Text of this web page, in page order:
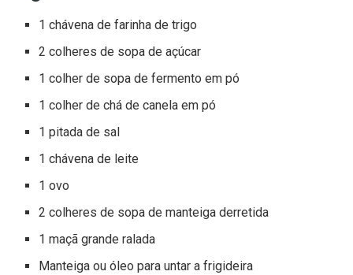
1 chávena de farinha de trigo
2 colheres de sopa de açúcar
1 colher de sopa de fermento em pó
1 colher de chá de canela em pó
1 pitada de sal
1 chávena de leite
1 ovo
2 colheres de sopa de manteiga derretida
1 maçã grande ralada
Manteiga ou óleo para untar a frigideira